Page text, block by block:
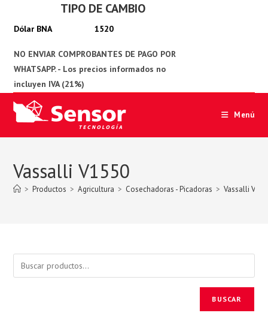
TIPO DE CAMBIO
1520
Menú
Vassalli V1550
> Productos > Agricultura > Cosechadoras - Picadoras > Vassalli
BUSCAR